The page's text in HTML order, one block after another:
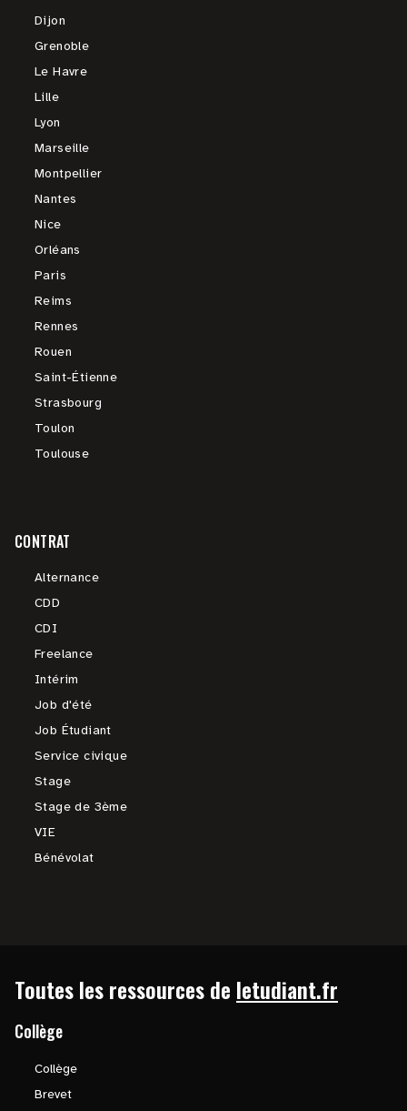
Dijon
Grenoble
Le Havre
Lille
Lyon
Marseille
Montpellier
Nantes
Nice
Orléans
Paris
Reims
Rennes
Rouen
Saint-Étienne
Strasbourg
Toulon
Toulouse
CONTRAT
Alternance
CDD
CDI
Freelance
Intérim
Job d'été
Job Étudiant
Service civique
Stage
Stage de 3ème
VIE
Bénévolat
Toutes les ressources de letudiant.fr
Collège
Collège
Brevet